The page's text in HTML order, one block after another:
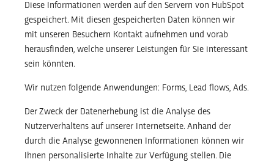
Diese Informationen werden auf den Servern von HubSpot
gespeichert. Mit diesen gespeicherten Daten können wir
mit unseren Besuchern Kontakt aufnehmen und vorab
herausfinden, welche unserer Leistungen für Sie interessant
sein könnten.
Wir nutzen folgende Anwendungen: Forms, Lead flows, Ads.
Der Zweck der Datenerhebung ist die Analyse des
Nutzerverhaltens auf unserer Internetseite. Anhand der
durch die Analyse gewonnenen Informationen können wir
Ihnen personalisierte Inhalte zur Verfügung stellen. Die